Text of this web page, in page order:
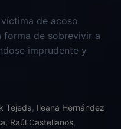
de acoso
forma de sobrevivir a
imprudente y
Tejeda Ileana Hernández
Raúl Castellanos